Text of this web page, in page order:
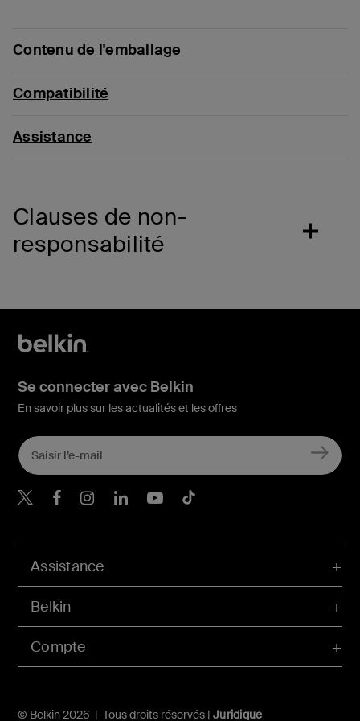
Contenu de l'emballage
Compatibilité
Assistance
Clauses de non-
responsabilité
Compte
Assistance
Belkin
© Belkin 2026 | Tous droits réservés | Juridique
Se connecter avec Belkin
En savoir plus sur les actualités et les offres
Belkin Twitter
Belkin Facebook
Belkin Instagram
Belkin LinkedIn
Belkin Youtube
Belkin TikTok